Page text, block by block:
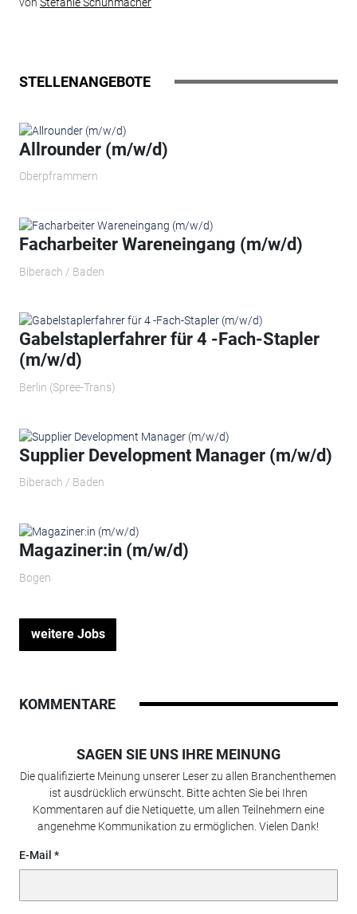
STELLENANGEBOTE
Allrounder (m/w/d)
Oberpframmern
Facharbeiter Wareneingang (m/w/d)
Biberach / Baden
Gabelstaplerfahrer für 4 -Fach-Stapler
(m/w/d)
Berlin (Spree-Trans)
Supplier Development Manager (m/w/d)
Biberach / Baden
Magaziner:in (m/w/d)
Bogen
weitere Jobs
KOMMENTARE
SAGEN SIE UNS IHRE MEINUNG
Die qualifizierte Meinung unserer Leser zu allen Branchenthemen
ist ausdrücklich erwünscht. Bitte achten Sie bei Ihren
Kommentaren auf die Netiquette, um allen Teilnehmern eine
angenehme Kommunikation zu ermöglichen. Vielen Dank!
E-Mail